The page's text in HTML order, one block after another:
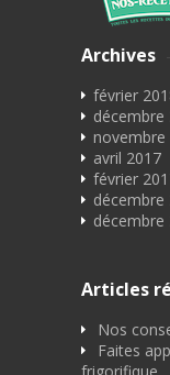
Archives
février
décembre
novembre
avril 2017
février
décembre
décembre
Articles
Nos
Faites